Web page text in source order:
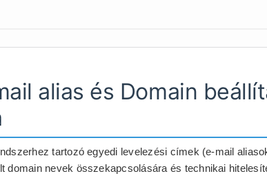
alias és Domain
tartozó egyedi levelezési címek (e-mail
domain nevek összekapcsolására és technikai